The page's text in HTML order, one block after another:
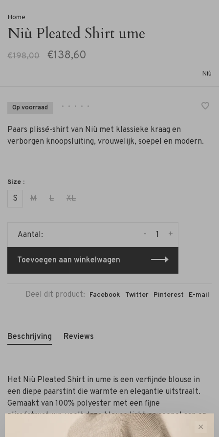
Home
Niù Pleated Shirt ume
€198,00 €138,60
Niù
Op voorraad • • • • •
Paars plissé-shirt van Niù met klassieke kraag en
verborgen knoopsluiting, vrouwelijk, soepel en modern.
Size :
S M L XL
Aantal: +
-
Toevoegen aan winkelwagen
Deel dit product: Facebook Twitter Pinterest E-mail
Beschrijving Reviews
Het Niù Pleated Shirt in ume is een verfijnde blouse in
een diepe paarstint die warmte en elegantie uitstraalt.
Gemaakt van 100% polyester met een fijne
plisséstructuur, voelt deze blouse licht en soepel aan op
de huid. De klassieke kraag en verborgen knoopsluiting✕